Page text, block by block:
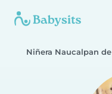
Niñera Naucalpan